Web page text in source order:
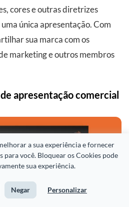
a sua experiência e fornecer
para você. Bloquear os Cookies pode
sua experiência.
Negar Personalizar
cores e outras diretrizes
única apresentação. Com
sua marca com os
marketing e outros membros
apresentação comercial